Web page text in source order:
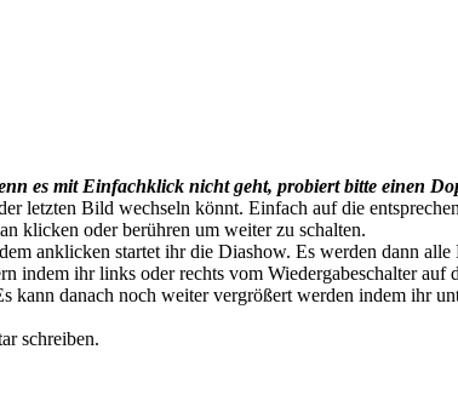
es mit Einfachklick nicht geht, probiert bitte einen
letzten Bild wechseln könnt. Einfach auf die
klicken oder berühren um weiter zu schalten.
anklicken startet ihr die Diashow. Es werden dann alle
indem ihr links oder rechts vom Wiedergabeschalter auf
kann danach noch weiter vergrößert werden indem ihr
schreiben.